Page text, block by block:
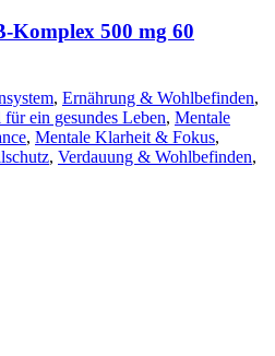
Komplex 500 mg 60
, Ernährung & Wohlbefinden,
für ein gesundes Leben, Mentale
, Mentale Klarheit & Fokus,
, Verdauung & Wohlbefinden,